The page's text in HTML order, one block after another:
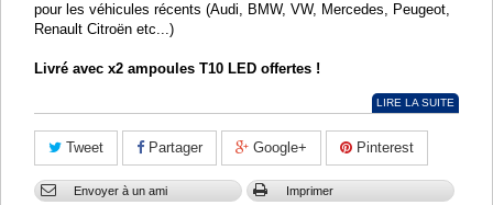
pour les véhicules récents (Audi, BMW, VW, Mercedes, Peugeot,
Renault Citroën etc...)
Livré avec x2 ampoules T10 LED offertes !
LIRE LA SUITE
Tweet Partager Google+ Pinterest
Envoyer à un ami Imprimer